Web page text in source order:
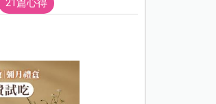
21篇心得